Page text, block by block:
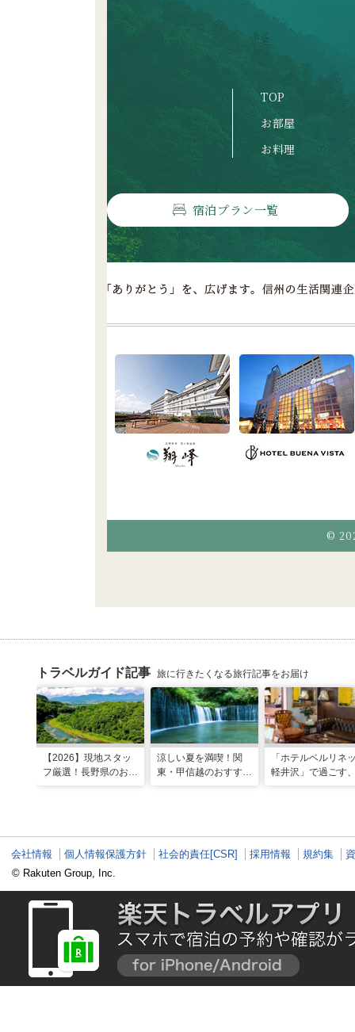
TOP
お部屋
お料理
宿泊プラン一覧
©
トラベルガイド記事 旅に行きたくなる旅行記事をお届け
【2026】現地スタッ
フ厳選！長野県のおす
涼しい夏を満喫！関
東・甲信越のおすすめ
「ホテルベルリネ
軽井沢」で過ごす
会社情報 個人情報保護方針 社会的責任[CSR] 採用情報 規約集
© Rakuten Group, Inc.